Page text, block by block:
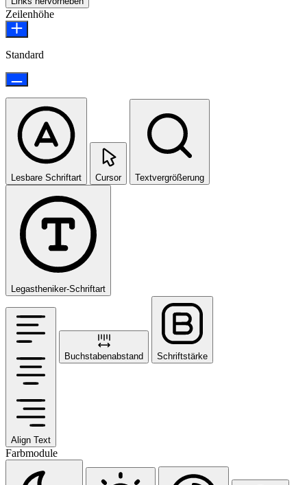
Zeilenhöhe
Standard
Lesbare Schriftart Cursor Textvergrößerung
Legastheniker-Schriftart
Align Text
Buchstabenabstand Schriftstärke
Farbmodule